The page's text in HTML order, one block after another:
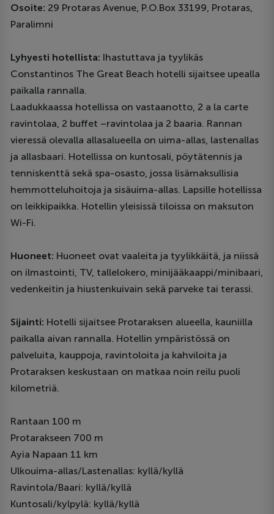
Osoite: 29 Protaras Avenue, P.O.Box 33199, Protaras,
Paralimni
Lyhyesti hotellista: Ihastuttava ja tyylikäs
Constantinos The Great Beach hotelli sijaitsee upealla
paikalla rannalla.
Laadukkaassa hotellissa on vastaanotto, 2 a la carte
ravintolaa, 2 buffet –ravintolaa ja 2 baaria. Rannan
vieressä olevalla allasalueella on uima-allas, lastenallas
ja allasbaari. Hotellissa on kuntosali, pöytätennis ja
tenniskenttä sekä spa-osasto, jossa lisämaksullisia
hemmotteluhoitoja ja sisäuima-allas. Lapsille hotellissa
on leikkipaikka. Hotellin yleisissä tiloissa on maksuton
Wi-Fi.
Huoneet: Huoneet ovat vaaleita ja tyylikkäitä, ja niissä
on ilmastointi, TV, tallelokero, minijääkaappi/minibaari,
vedenkeitin ja hiustenkuivain sekä parveke tai terassi.
Sijainti: Hotelli sijaitsee Protaraksen alueella, kauniilla
paikalla aivan rannalla. Hotellin ympäristössä on
palveluita, kauppoja, ravintoloita ja kahviloita ja
Protaraksen keskustaan on matkaa noin reilu puoli
kilometriä.
Rantaan 100 m
Protarakseen 700 m
Ayia Napaan 11 km
Ulkouima-allas/Lastenallas: kyllä/kyllä
Ravintola/Baari: kyllä/kyllä
Kuntosali/kylpylä: kyllä/kyllä